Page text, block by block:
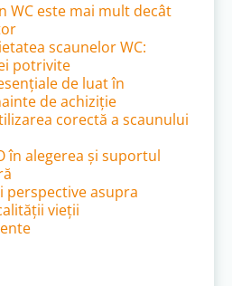
WC este mai mult decât
scaunelor WC:
potrivite
de luat în
de achiziție
corectă a scaunului
în alegerea și suportul
perspective asupra
vieții